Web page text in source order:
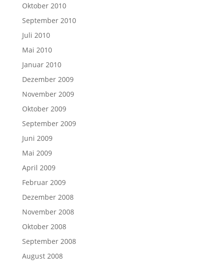
Oktober 2010
September 2010
Juli 2010
Mai 2010
Januar 2010
Dezember 2009
November 2009
Oktober 2009
September 2009
Juni 2009
Mai 2009
April 2009
Februar 2009
Dezember 2008
November 2008
Oktober 2008
September 2008
August 2008